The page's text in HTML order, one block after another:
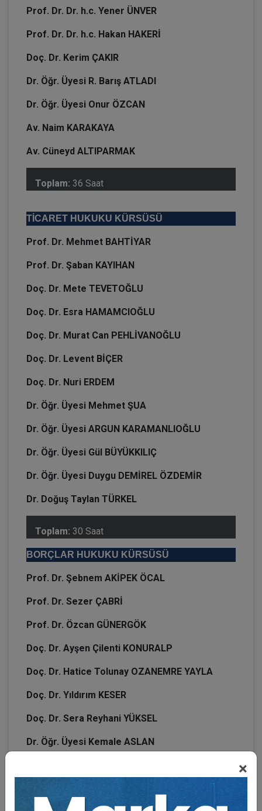
×
Prof. Dr. Dr. h.c. Yener ÜNVER
Prof. Dr. Dr. h.c. Hakan HAKERİ
Doç. Dr. Kerim ÇAKIR
Dr. Öğr. Üyesi R. Barış ATLADI
Dr. Öğr. Üyesi Onur ÖZCAN
Av. Naim KARAKAYA
Av. Cüneyd ALTIPARMAK
Toplam: 36 Saat
TİCARET HUKUKU KÜRSÜSÜ
Prof. Dr. Mehmet BAHTİYAR
Prof. Dr. Şaban KAYIHAN
Doç. Dr. Mete TEVETOĞLU
Doç. Dr. Esra HAMAMCIOĞLU
Doç. Dr. Murat Can PEHLİVANOĞLU
Doç. Dr. Levent BİÇER
Doç. Dr. Nuri ERDEM
Dr. Öğr. Üyesi Mehmet ŞUA
Dr. Öğr. Üyesi ARGUN KARAMANLIOĞLU
Dr. Öğr. Üyesi Gül BÜYÜKKILIÇ
Dr. Öğr. Üyesi Duygu DEMİREL ÖZDEMİR
Dr. Doğuş Taylan TÜRKEL
Toplam: 30 Saat
BORÇLAR HUKUKU KÜRSÜSÜ
Prof. Dr. Şebnem AKİPEK ÖCAL
Prof. Dr. Sezer ÇABRİ
Prof. Dr. Özcan GÜNERGÖK
Doç. Dr. Ayşen Çilenti KONURALP
Doç. Dr. Hatice Tolunay OZANEMRE YAYLA
Doç. Dr. Yıldırım KESER
Doç. Dr. Sera Reyhani YÜKSEL
Dr. Öğr. Üyesi Kemale ASLAN